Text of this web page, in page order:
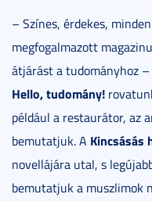
– Színes, érdekes,
megfogalmazott
átjárást a tudományhoz
Hello, tudomány!
például a restaurátor, az
bemutatjuk. A Kincsásás
novellájára utal, s
bemutatjuk a muszlimok